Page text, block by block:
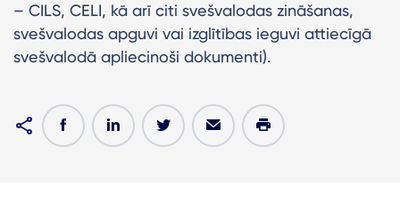
– CILS, CELI, kā arī citi svešvalodas zināšanas,
svešvalodas apguvi vai izglītības ieguvi attiecīgā
svešvalodā apliecinoši dokumenti).